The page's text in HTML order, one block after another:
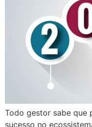
Todo gestor sabe que
sucesso no